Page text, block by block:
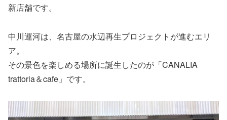
新店舗です。
中川運河は、名古屋の水辺再生プロジェクトが進むエリ
ア。
その景色を楽しめる場所に誕生したのが「CANALIA
trattoria＆cafe」です。